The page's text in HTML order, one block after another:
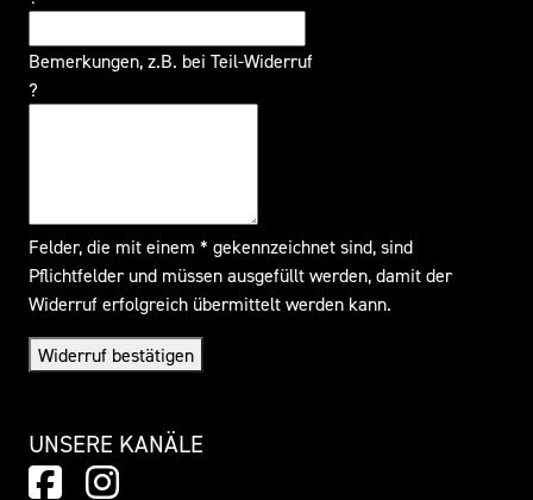
Bemerkungen, z.B. bei Teil-Widerruf
?
Felder, die mit einem * gekennzeichnet sind, sind
Pflichtfelder und müssen ausgefüllt werden, damit der
Widerruf erfolgreich übermittelt werden kann.
Widerruf bestätigen
UNSERE KANÄLE